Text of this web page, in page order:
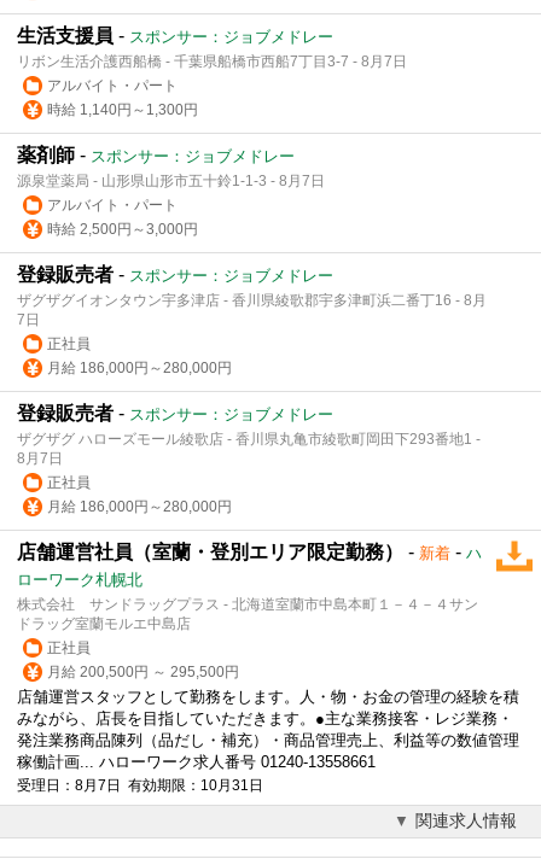
生活支援員 - スポンサー：ジョブメドレー
リボン生活介護西船橋 - 千葉県船橋市西船7丁目3-7 - 8月7日
アルバイト・パート
時給 1,140円～1,300円
薬剤師 - スポンサー：ジョブメドレー
源泉堂薬局 - 山形県山形市五十鈴1-1-3 - 8月7日
アルバイト・パート
時給 2,500円～3,000円
登録販売者 - スポンサー：ジョブメドレー
ザグザグイオンタウン宇多津店 - 香川県綾歌郡宇多津町浜二番丁16 - 8月
7日
正社員
月給 186,000円～280,000円
登録販売者 - スポンサー：ジョブメドレー
ザグザグ ハローズモール綾歌店 - 香川県丸亀市綾歌町岡田下293番地1 -
8月7日
正社員
月給 186,000円～280,000円
店舗運営社員（室蘭・登別エリア限定勤務） - 新着 - ハ
ローワーク札幌北
株式会社 サンドラッグプラス - 北海道室蘭市中島本町１－４－４サン
ドラッグ室蘭モルエ中島店
正社員
月給 200,500円 ～ 295,500円
店舗運営スタッフとして勤務をします。人・物・お金の管理の経験を積
みながら、店長を目指していただきます。●主な業務接客・レジ業務・
発注業務商品陳列（品だし・補充）・商品管理売上、利益等の数値管理
稼働計画... ハローワーク求人番号 01240-13558661
受理日：8月7日 有効期限：10月31日
関連求人情報